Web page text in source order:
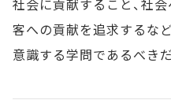
社会に貢献すること、社
客への貢献を追求するな
意識する学問であるべきだ